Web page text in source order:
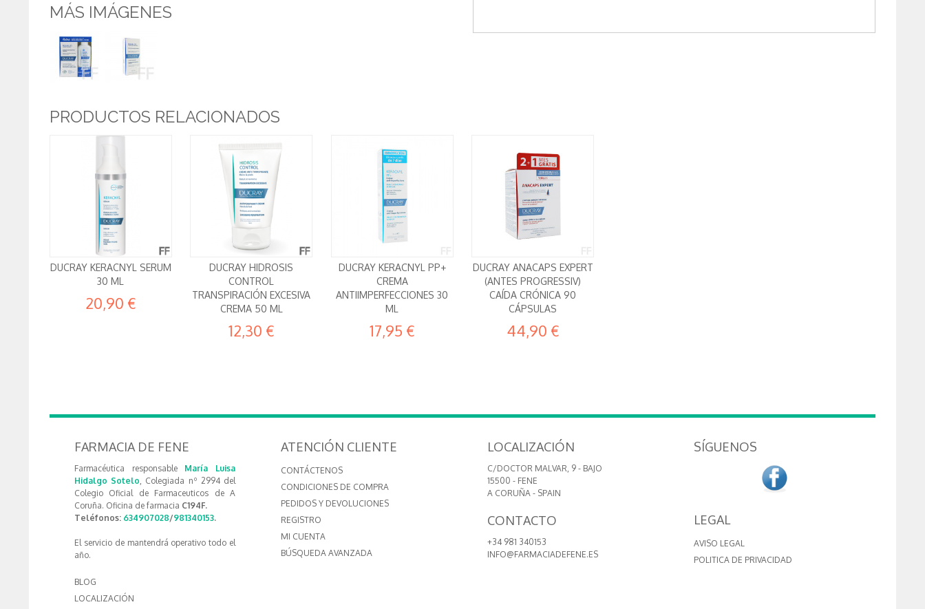
MÁS IMÁGENES
PRODUCTOS RELACIONADOS
DUCRAY KERACNYL SERUM
30 ML
20,90 €
DUCRAY HIDROSIS
CONTROL
TRANSPIRACIÓN EXCESIVA
CREMA 50 ML
12,30 €
DUCRAY KERACNYL PP+
CREMA
ANTIIMPERFECCIONES 30
ML
17,95 €
DUCRAY ANACAPS EXPERT
(ANTES PROGRESSIV)
CAÍDA CRÓNICA 90
CÁPSULAS
44,90 €
FARMACIA DE FENE
Farmacéutica responsable María Luisa
Hidalgo Sotelo, Colegiada nº 2994 del
Colegio Oficial de Farmaceuticos de A
Coruña. Oficina de farmacia C194F.
Teléfonos: 634907028/981340153.
El servicio de mantendrá operativo todo el
año.
BLOG
LOCALIZACIÓN
ATENCIÓN CLIENTE
CONTÁCTENOS
CONDICIONES DE COMPRA
PEDIDOS Y DEVOLUCIONES
REGISTRO
MI CUENTA
BÚSQUEDA AVANZADA
LOCALIZACIÓN
C/DOCTOR MALVAR, 9 - BAJO
15500 - FENE
A CORUÑA - SPAIN
CONTACTO
+34 981 340153
INFO@FARMACIADEFENE.ES
SÍGUENOS
LEGAL
AVISO LEGAL
POLITICA DE PRIVACIDAD